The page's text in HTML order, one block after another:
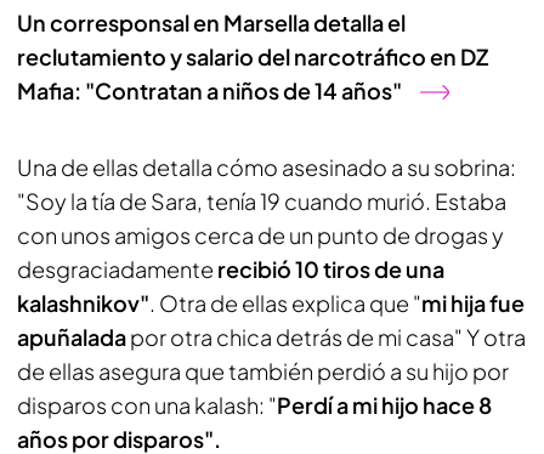
Un corresponsal en Marsella detalla el
reclutamiento y salario del narcotráfico en DZ
Mafia: "Contratan a niños de 14 años"
Una de ellas detalla cómo asesinado a su sobrina:
"Soy la tía de Sara, tenía 19 cuando murió. Estaba
con unos amigos cerca de un punto de drogas y
desgraciadamente recibió 10 tiros de una
kalashnikov". Otra de ellas explica que "mi hija fue
apuñaladapor otra chica detrás de mi casa" Y otra
de ellas asegura que también perdió a su hijo por
disparos con una kalash: "Perdí a mi hijo hace 8
años por disparos".